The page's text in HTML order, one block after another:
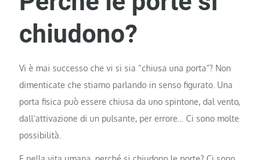
chiudono?
Vi è mai successo che vi si sia “chiusa una porta”? Non
dimenticate che stiamo parlando in senso figurato. Una
porta fisica può essere chiusa da uno spintone, dal vento,
dall’attivazione di un pulsante, per errore… Ci sono molte
possibilità.